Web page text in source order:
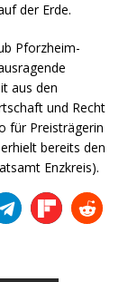
der Erde.
Pforzheim-
aus den
und Recht
für Preisträgerin
bereits den
Enzkreis).